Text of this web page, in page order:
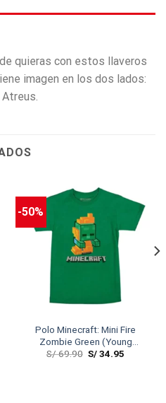
quieras con estos llaveros
imagen en los dos lados:
-50%
Polo Minecraft: Mini Fire
Zombie Green (Young
Medium)
S/69.90 S/34.95